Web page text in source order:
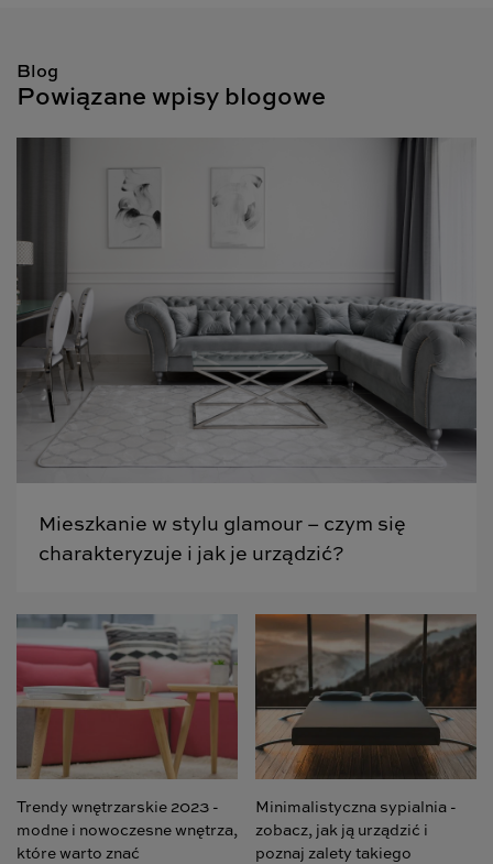
Blog
Powiązane wpisy blogowe
Mieszkanie w stylu glamour – czym się
charakteryzuje i jak je urządzić?
Trendy wnętrzarskie 2023 -
modne i nowoczesne wnętrza,
które warto znać
Minimalistyczna sypialnia -
zobacz, jak ją urządzić i
poznaj zalety takiego